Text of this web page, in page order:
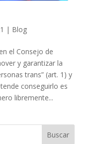
| Blog
el Consejo de
y garantizar la
trans” (art. 1) y
conseguirlo es
libremente...